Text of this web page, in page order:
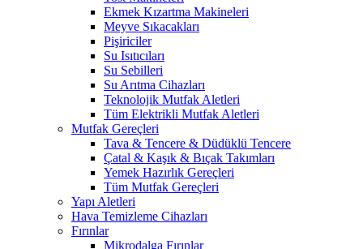
Ekmek Kızartma Makineleri
Meyve Sıkacakları
Pişiriciler
Su Isıtıcıları
Su Sebilleri
Su Arıtma Cihazları
Teknolojik Mutfak Aletleri
Tüm Elektrikli Mutfak Aletleri
Mutfak Gereçleri
Tava & Tencere & Düdüklü Tencere
Çatal & Kaşık & Bıçak Takımları
Yemek Hazırlık Gereçleri
Tüm Mutfak Gereçleri
Yapı Aletleri
Hava Temizleme Cihazları
Fırınlar
Mikrodalga Fırınlar